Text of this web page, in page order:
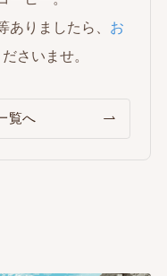
りましたら、 お
さいませ。
覧へ